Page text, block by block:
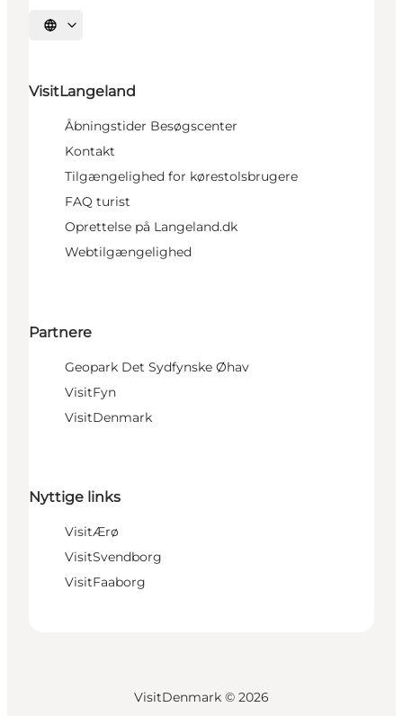
Vælg sprog
VisitLangeland
Åbningstider Besøgscenter
Kontakt
Tilgængelighed for kørestolsbrugere
FAQ turist
Oprettelse på Langeland.dk
Webtilgængelighed
Partnere
Geopark Det Sydfynske Øhav
VisitFyn
VisitDenmark
Nyttige links
VisitÆrø
VisitSvendborg
VisitFaaborg
VisitDenmark © 2026